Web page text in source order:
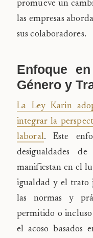
promueve un
las empresas
sus colaboradores.
Enfoque
Género y
La Ley Karin
integrar la
laboral. Este
desigualdades
manifiestan en el
igualdad y el trato
las normas y
permitido o
el acoso basados